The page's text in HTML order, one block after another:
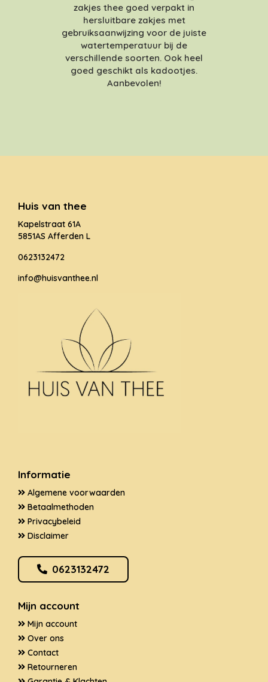
zakjes thee goed verpakt in
hersluitbare zakjes met
gebruiksaanwijzing voor de juiste
watertemperatuur bij de
verschillende soorten. Ook heel
goed geschikt als kadootjes.
Aanbevolen!
Huis van thee
Kapelstraat 61A
5851AS Afferden L
0623132472
info@huisvanthee.nl
Informatie
Algemene voorwaarden
Betaalmethoden
Privacybeleid
Disclaimer
0623132472
Mijn account
Mijn account
Over ons
Contact
Retourneren